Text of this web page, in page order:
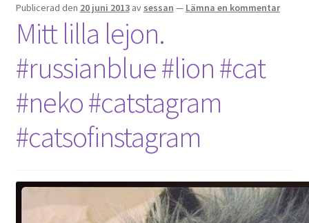
Publicerad den 20 juni 2013 av sessan — Lämna en kommentar
Mitt lilla lejon.
#russianblue #lion #cat
#neko #catstagram
#catsofinstagram